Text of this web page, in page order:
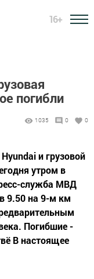
16+
погибли
1035 0 0
и грузовой
утром в
служба МВД
9.50 на 9-м км
Погибшие -
В настоящее